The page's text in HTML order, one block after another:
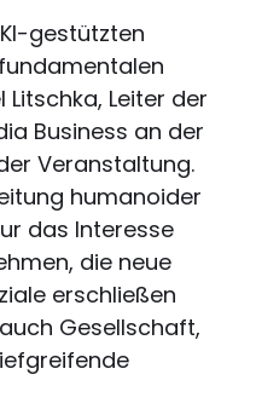
gestützten
Leiter der
Business an der
Veranstaltung.
humanoider
das Interesse
die neue
erschließen
Gesellschaft,